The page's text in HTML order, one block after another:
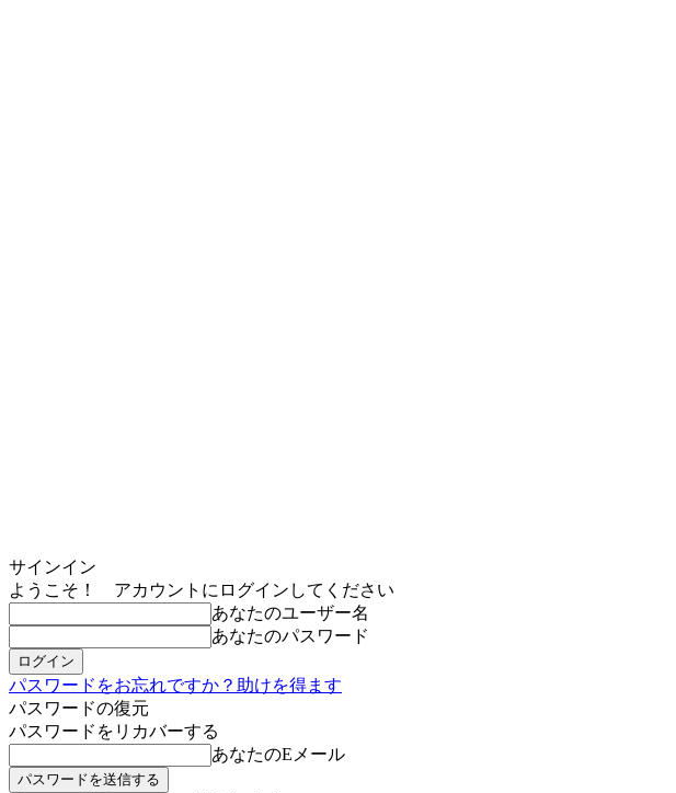
サインイン
ようこそ！ アカウントにログインしてください
あなたのユーザー名
あなたのパスワード
パスワードをお忘れですか？助けを得ます
パスワードの復元
パスワードをリカバーする
あなたのEメール